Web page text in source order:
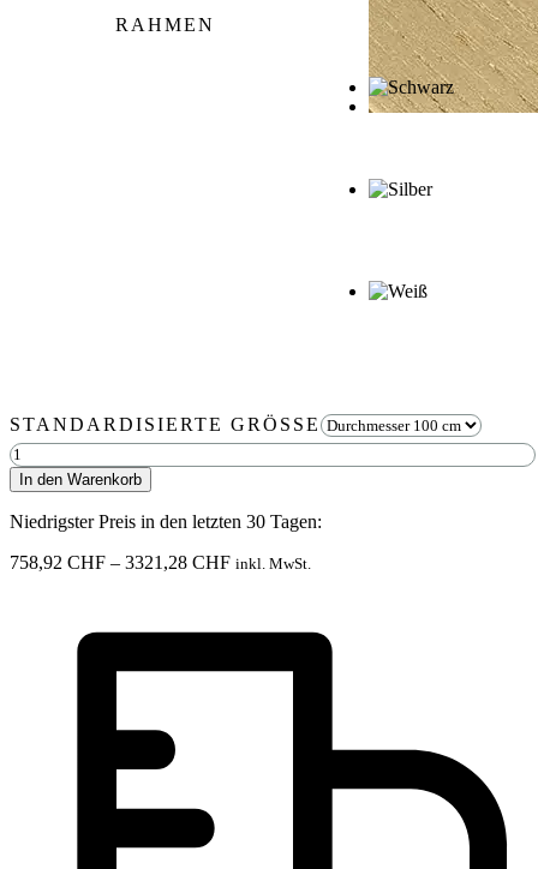
RAHMEN
STANDARDISIERTE GRÖSSE
Moosbild
Rund
KUGELMOOS
DUO
Green
In den Warenkorb
Niedrigster Preis in den letzten 30 Tagen:
758,92 CHF – 3321,28 CHFPreisspanne:
inkl. MwSt.